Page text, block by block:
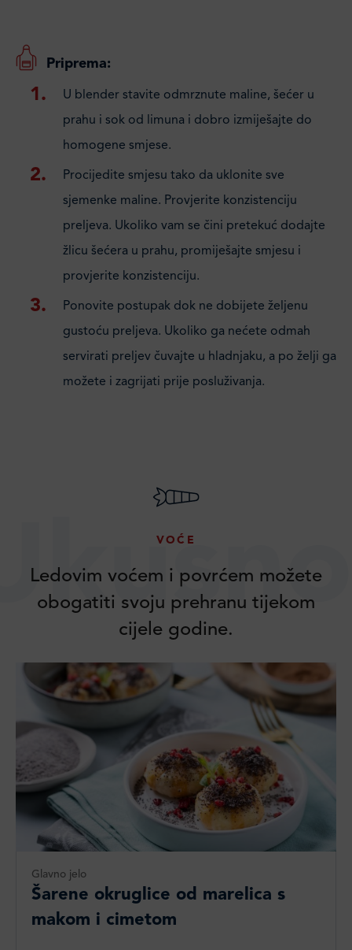
Priprema:
U blender stavite odmrznute maline, šećer u
prahu i sok od limuna i dobro izmiješajte do
homogene smjese.
Procijedite smjesu tako da uklonite sve
sjemenke maline. Provjerite konzistenciju
preljeva. Ukoliko vam se čini pretekuć dodajte
žlicu šećera u prahu, promiješajte smjesu i
provjerite konzistenciju.
Ponovite postupak dok ne dobijete željenu
gustoću preljeva. Ukoliko ga nećete odmah
servirati preljev čuvajte u hladnjaku, a po želji ga
možete i zagrijati prije posluživanja.
VOĆE
Ledovim voćem i povrćem možete
obogatiti svoju prehranu tijekom
cijele godine.
Glavno jelo
Šarene okruglice od marelica s
makom i cimetom